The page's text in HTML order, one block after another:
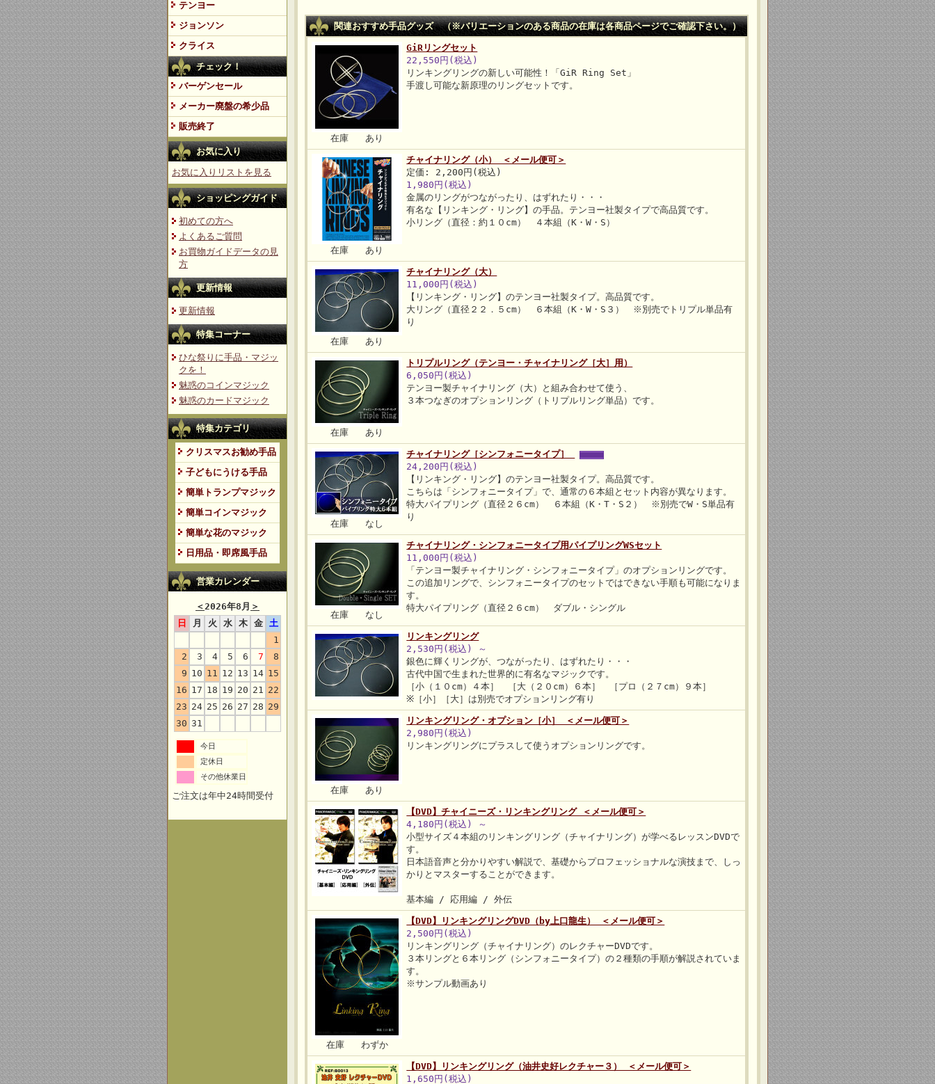
テンヨー
ジョンソン
クライス
チェック！
バーゲンセール
メーカー廃盤の希少品
販売終了
お気に入り
お気に入りリストを見る
ショッピングガイド
初めての方へ
よくあるご質問
お買物ガイドデータの見
方
更新情報
更新情報
特集コーナー
ひな祭りに手品・マジッ
クを！
魅惑のコインマジック
魅惑のカードマジック
特集カテゴリ
クリスマスお勧め手品
子どもにうける手品
簡単トランプマジック
簡単コインマジック
簡単な花のマジック
日用品・即席風手品
営業カレンダー
＜2026年8月 ＞
日
月 火 水 木 金
土
1
2
3 4 5 6 7
8
9 10 11 12 13 14 15
16 17 18 19 20 21 22
23 24 25 26 27 28 29
30 31
今日
定休日
その他休業日
ご注文は年中24時間受付
関連おすすめ手品グッズ （※バリエーションのある商品の在庫は各商品ページでご確認下さい。）
在庫 あり
GiRリングセット
22,550円(税込)
リンキングリングの新しい可能性！「GiR Ring Set」
手渡し可能な新原理のリングセットです。
在庫 あり
チャイナリング（小） ＜メール便可＞
定価: 2,200円(税込)
1,980円(税込)
金属のリングがつながったり、はずれたり・・・
有名な【リンキング・リング】の手品。テンヨー社製タイプで高品質です。
小リング（直径：約１０cm） ４本組（K・W・S）
在庫 あり
チャイナリング（大）
11,000円(税込)
【リンキング・リング】のテンヨー社製タイプ。高品質です。
大リング（直径２２．５cm） ６本組（K・W・S３） ※別売でトリプル単品有
り
在庫 あり
トリプルリング（テンヨー・チャイナリング［大］用）
6,050円(税込)
テンヨー製チャイナリング（大）と組み合わせて使う、
３本つなぎのオプションリング（トリプルリング単品）です。
在庫 なし
チャイナリング［シンフォニータイプ］
24,200円(税込)
【リンキング・リング】のテンヨー社製タイプ。高品質です。
こちらは「シンフォニータイプ」で、通常の６本組とセット内容が異なります。
特大パイプリング（直径２６cm） ６本組（K・T・S２） ※別売でW・S単品有
り
在庫 なし
チャイナリング・シンフォニータイプ用パイプリングWSセット
11,000円(税込)
「テンヨー製チャイナリング・シンフォニータイプ」のオプションリングです。
この追加リングで、シンフォニータイプのセットではできない手順も可能になりま
す。
特大パイプリング（直径２６cm） ダブル・シングル
リンキングリング
2,530円(税込)
～
銀色に輝くリングが、つながったり、はずれたり・・・
古代中国で生まれた世界的に有名なマジックです。
［小（１０cm）４本］ ［大（２０cm）６本］ ［プロ（２７cm）９本］
※［小］［大］は別売でオプションリング有り
在庫 あり
リンキングリング・オプション［小］ ＜メール便可＞
2,980円(税込)
リンキングリングにプラスして使うオプションリングです。
【DVD】チャイニーズ・リンキングリング ＜メール便可＞
4,180円(税込)
～
小型サイズ４本組のリンキングリング（チャイナリング）が学べるレッスンDVDで
す。
日本語音声と分かりやすい解説で、基礎からプロフェッショナルな演技まで、しっ
かりとマスターすることができます。
基本編 / 応用編 / 外伝
在庫 わずか
【DVD】リンキングリングDVD（by上口龍生） ＜メール便可＞
2,500円(税込)
リンキングリング（チャイナリング）のレクチャーDVDです。
３本リングと６本リング（シンフォニータイプ）の２種類の手順が解説されていま
す。
※サンプル動画あり
【DVD】リンキングリング（油井史好レクチャー３） ＜メール便可＞
1,650円(税込)